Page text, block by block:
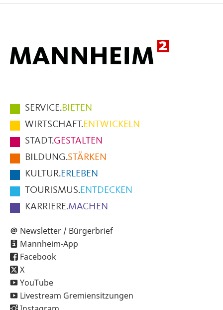
Hauptmenüpunkte
im
Fußbereich
der
Seite
SERVICE.BIETEN
WIRTSCHAFT.ENTWICKELN
STADT.GESTALTEN
BILDUNG.STÄRKEN
KULTUR.ERLEBEN
TOURISMUS.ENTDECKEN
KARRIERE.MACHEN
Newsletter / Bürgerbrief
Mannheim-App
Facebook
X
YouTube
Livestream Gremiensitzungen